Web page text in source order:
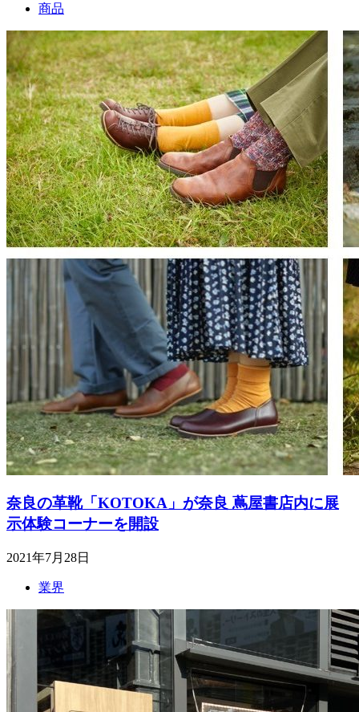
商品
奈良の革靴「KOTOKA」が奈良 蔦屋書店内に展
示体験コーナーを開設
2021年7月28日
業界